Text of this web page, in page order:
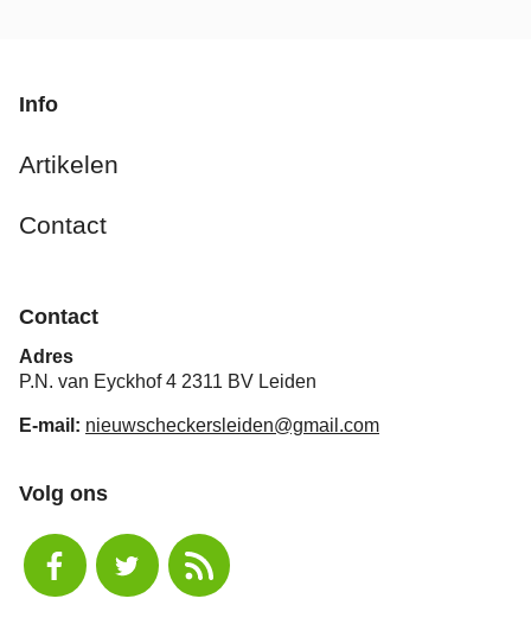
Info
Artikelen
Contact
Contact
Adres
P.N. van Eyckhof 4 2311 BV Leiden
E-mail: nieuwscheckersleiden@gmail.com
Volg ons